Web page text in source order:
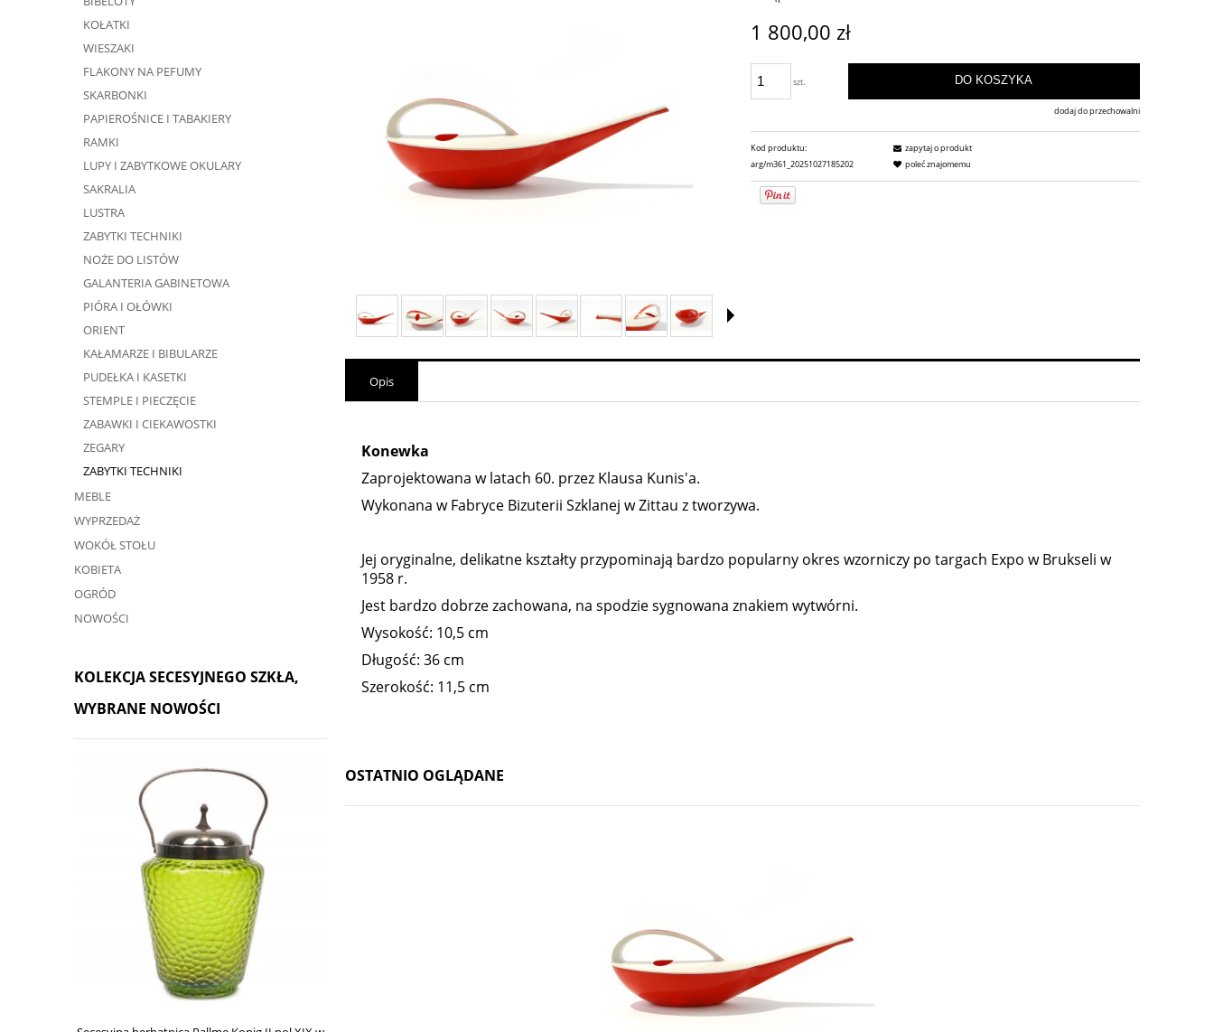
KOŁATKI
WIESZAKI
FLAKONY NA PEFUMY
SKARBONKI
PAPIEROŚNICE I TABAKIERY
RAMKI
LUPY I ZABYTKOWE OKULARY
SAKRALIA
LUSTRA
ZABYTKI TECHNIKI
NOŻE DO LISTÓW
GALANTERIA GABINETOWA
PIÓRA I OŁÓWKI
ORIENT
KAŁAMARZE I BIBULARZE
PUDEŁKA I KASETKI
STEMPLE I PIECZĘCIE
ZABAWKI I CIEKAWOSTKI
ZEGARY
ZABYTKI TECHNIKI
MEBLE
WYPRZEDAŻ
WOKÓŁ STOŁU
KOBIETA
OGRÓD
NOWOŚCI
KOLEKCJA SECESYJNEGO SZKŁA,
WYBRANE NOWOŚCI
1 800,00 zł
szt. DO KOSZYKA
dodaj do przechowalni
Kod produktu:
arg/m361_20251027185202
zapytaj o produkt
poleć znajomemu
Opis
Konewka
Zaprojektowana w latach 60. przez Klausa Kunis'a.
Wykonana w Fabryce Bizuterii Szklanej w Zittau z tworzywa.
Jej oryginalne, delikatne kształty przypominają bardzo popularny okres wzorniczy po targach Expo w Brukseli w
1958 r.
Jest bardzo dobrze zachowana, na spodzie sygnowana znakiem wytwórni.
Wysokość: 10,5 cm
Długość: 36 cm
Szerokość: 11,5 cm
OSTATNIO OGLĄDANE